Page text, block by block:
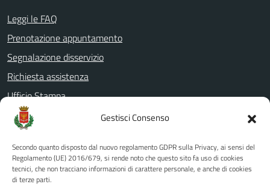
Gestisci Consenso
Secondo quanto disposto dal nuovo regolamento GDPR sulla Privacy, ai sensi del
Regolamento (UE) 2016/679, si rende noto che questo sito fa uso di cookies
tecnici, che non tracciano informazioni di carattere personale, e anche di cookies
di terze parti.
Leggi le FAQ
Prenotazione appuntamento
Segnalazione disservizio
Richiesta assistenza
Ufficio Stampa
Amministrazione Trasparente
Albo pretorio
Informativa privacy
Note legali